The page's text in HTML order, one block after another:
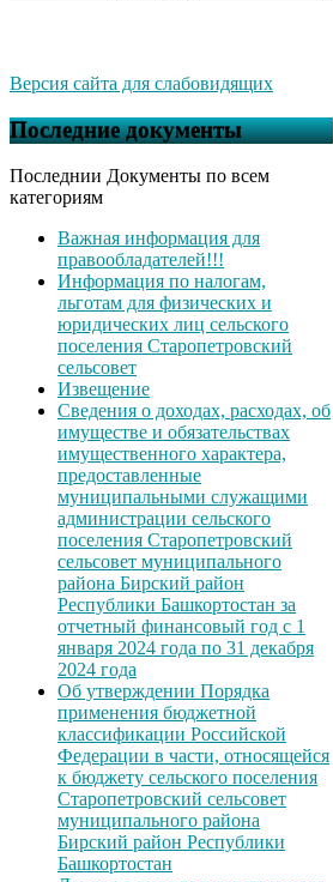
Версия сайта для слабовидящих
Последние документы
Последнии Документы по всем
категориям
Важная информация для
правообладателей!!!
Информация по налогам,
льготам для физических и
юридических лиц сельского
поселения Старопетровский
сельсовет
Извещение
Сведения о доходах, расходах, об
имуществе и обязательствах
имущественного характера,
предоставленные
муниципальными служащими
администрации сельского
поселения Старопетровский
сельсовет муниципального
района Бирский район
Республики Башкортостан за
отчетный финансовый год с 1
января 2024 года по 31 декабря
2024 года
Об утверждении Порядка
применения бюджетной
классификации Российской
Федерации в части, относящейся
к бюджету сельского поселения
Старопетровский сельсовет
муниципального района
Бирский район Республики
Башкортостан